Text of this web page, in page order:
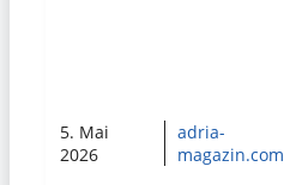
5. Mai
2026
adria-
magazin.com